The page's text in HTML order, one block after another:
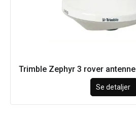
Trimble Zephyr 3 rover antenne
Se detaljer